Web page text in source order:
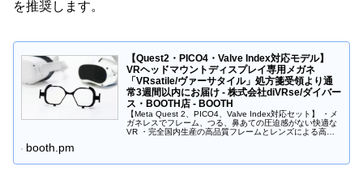
を推奨します。
【Quest2・PICO4・Valve Index対応モデル】
VRヘッドマウントディスプレイ専用メガネ
「VRsatile/ヴァーサタイル」処方箋受領より通
常3週間以内にお届け - 株式会社diVRse/ダイバー
ス・BOOTH店 - BOOTH
【Meta Quest 2、PICO4、Valve Index対応セット】 ・メ
ガネレスでフレーム、つる、鼻あての圧迫感がない快適な
VR ・完全国内生産の高品質フレームとレンズによる高精
booth.pm